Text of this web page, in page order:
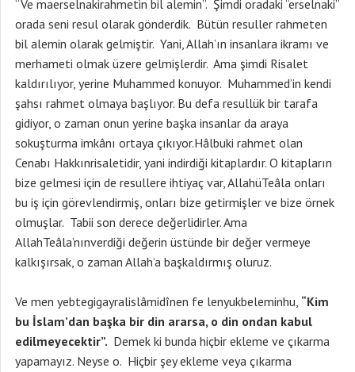
“Ve maerselnakirahmetin bil alemin”. Şimdi oradaki “erselnaki”
orada seni resul olarak gönderdik. Bütün resuller rahmeten
bil alemin olarak gelmiştir. Yani, Allah’ın insanlara ikramı ve
merhameti olmak üzere gelmişlerdir. Ama şimdi Risalet
kaldırılıyor, yerine Muhammed konuyor. Muhammed’in kendi
şahsı rahmet olmaya başlıyor. Bu defa resullük bir tarafa
gidiyor, o zaman onun yerine başka insanlar da araya
sokuşturma imkânı ortaya çıkıyor.Hâlbuki rahmet olan
Cenabı Hakkınrisaletidir, yani indirdiği kitaplardır. O kitapların
bize gelmesi için de resullere ihtiyaç var, AllahüTeâla onları
bu iş için görevlendirmiş, onları bize getirmişler ve bize örnek
olmuşlar. Tabii son derece değerlidirler. Ama
AllahTeâla’nınverdiği değerin üstünde bir değer vermeye
kalkışırsak, o zaman Allah’a başkaldırmış oluruz.
Ve men yebtegigayralislâmidînen fe lenyukbeleminhu, “Kim
bu İslam’dan başka bir din ararsa, o din ondan kabul
edilmeyecektir”. Demek ki bunda hiçbir ekleme ve çıkarma
yapamayız. Neyse o. Hiçbir şey ekleme veya çıkarma